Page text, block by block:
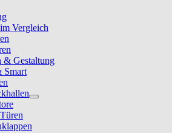
Vergleich
& Gestaltung
Smart